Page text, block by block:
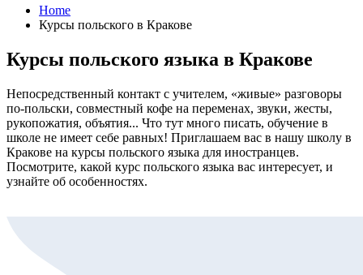
Home
Курсы польского в Кракове
Курсы польского языка в Кракове
Непосредственный контакт с учителем, «живые» разговоры
по-польски, совместный кофе на переменах, звуки, жесты,
рукопожатия, объятия... Что тут много писать, обучение в
школе не имеет себе равных! Приглашаем вас в нашу школу в
Кракове на курсы польского языка для иностранцев.
Посмотрите, какой курс польского языка вас интересует, и
узнайте об особенностях.